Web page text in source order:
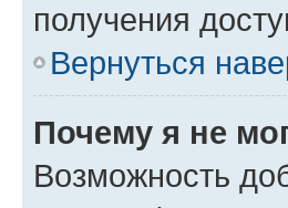
получения
Вернуться
Почему я не
Возможность